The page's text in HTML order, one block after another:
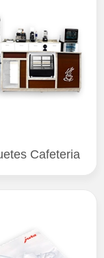
Cafeteria